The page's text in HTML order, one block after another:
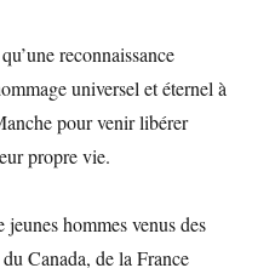
reconnaissance
universel et éternel à
pour venir libérer
propre vie.
hommes venus des
Canada, de la France